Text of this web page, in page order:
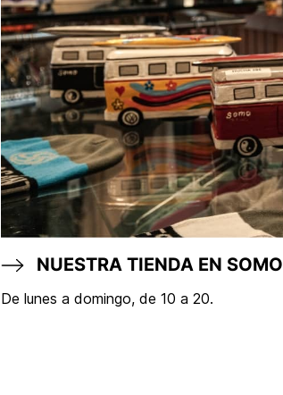
NUESTRA TIENDA EN SOMO
De lunes a domingo, de 10 a 20.